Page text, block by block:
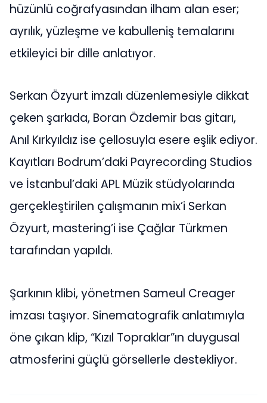
hüzünlü coğrafyasından ilham alan eser;
ayrılık, yüzleşme ve kabulleniş temalarını
etkileyici bir dille anlatıyor.
Serkan Özyurt imzalı düzenlemesiyle dikkat
çeken şarkıda, Boran Özdemir bas gitarı,
Anıl Kırkyıldız ise çellosuyla esere eşlik ediyor.
Kayıtları Bodrum’daki Payrecording Studios
ve İstanbul’daki APL Müzik stüdyolarında
gerçekleştirilen çalışmanın mix’i Serkan
Özyurt, mastering’i ise Çağlar Türkmen
tarafından yapıldı.
Şarkının klibi, yönetmen Sameul Creager
imzası taşıyor. Sinematografik anlatımıyla
öne çıkan klip, “Kızıl Topraklar”ın duygusal
atmosferini güçlü görsellerle destekliyor.